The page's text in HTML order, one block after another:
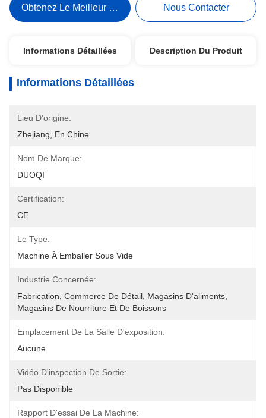
Obtenez Le Meilleur Prix Nous Contacter
Informations Détaillées Description Du Produit
Informations Détaillées
Lieu D'origine:
Zhejiang, En Chine
Nom De Marque:
DUOQI
Certification:
CE
Le Type:
Machine À Emballer Sous Vide
Industrie Concernée:
Fabrication, Commerce De Détail, Magasins D'aliments,
Magasins De Nourriture Et De Boissons
Emplacement De La Salle D'exposition:
Aucune
Vidéo D'inspection De Sortie:
Pas Disponible
Rapport D'essai De La Machine: